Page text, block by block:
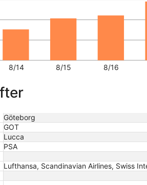
8/14 8/15 8/16
Göteborg
GOT
Lucca
PSA
Lufthansa, Scandinavian Airlines, Swiss